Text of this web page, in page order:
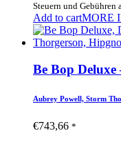
Steuern und Gebühren
Add to cartMORE
Be Bop Deluxe
Aubrey Powell, Storm
€743,66 *